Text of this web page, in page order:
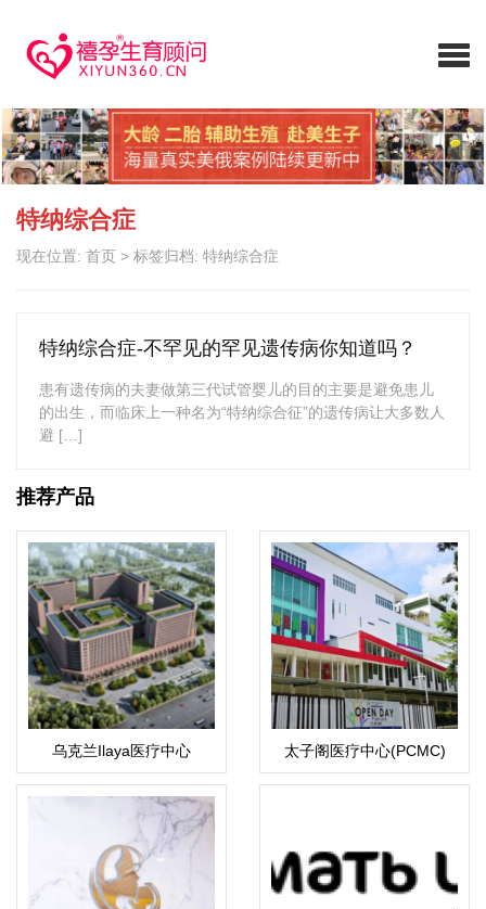
特纳综合症
现在位置: 首页 > 标签归档: 特纳综合症
特纳综合症-不罕见的罕见遗传病你知道吗？
患有遗传病的夫妻做第三代试管婴儿的目的主要是避免患儿
的出生，而临床上一种名为“特纳综合征”的遗传病让大多数人
避 […]
推荐产品
乌克兰Ilaya医疗中心 太子阁医疗中心(PCMC)